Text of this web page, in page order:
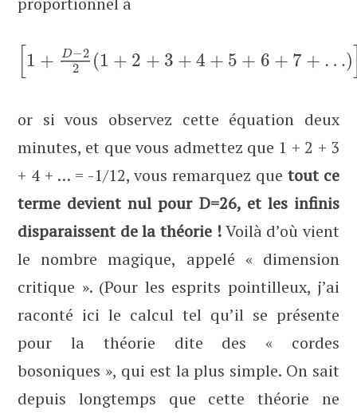
1 + D−2
2
(1 + 2 + 3 + 4 + 5 + 6 + 7 + …)
or si vous observez cette équation deux
minutes, et que vous admettez que 1 + 2 + 3
+ 4 + … = -1/12, vous remarquez quetout ce
terme devient nul pour D=26, et les infinis
disparaissent de la théorie !Voilà d’où vient
le nombre magique, appelé « dimension
critique ». (Pour les esprits pointilleux, j’ai
raconté ici le calcul tel qu’il se présente
pour la théorie dite des « cordes
bosoniques », qui est la plus simple. On sait
depuis longtemps que cette théorie ne